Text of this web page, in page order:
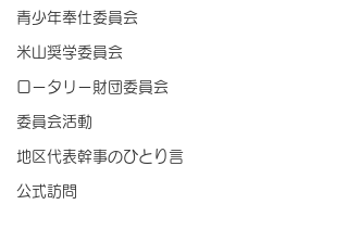
青少年奉仕委員会
米山奨学委員会
ロータリー財団委員会
委員会活動
地区代表幹事のひとり言
公式訪問